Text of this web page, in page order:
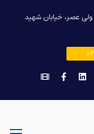
عصر، خیابان شهید